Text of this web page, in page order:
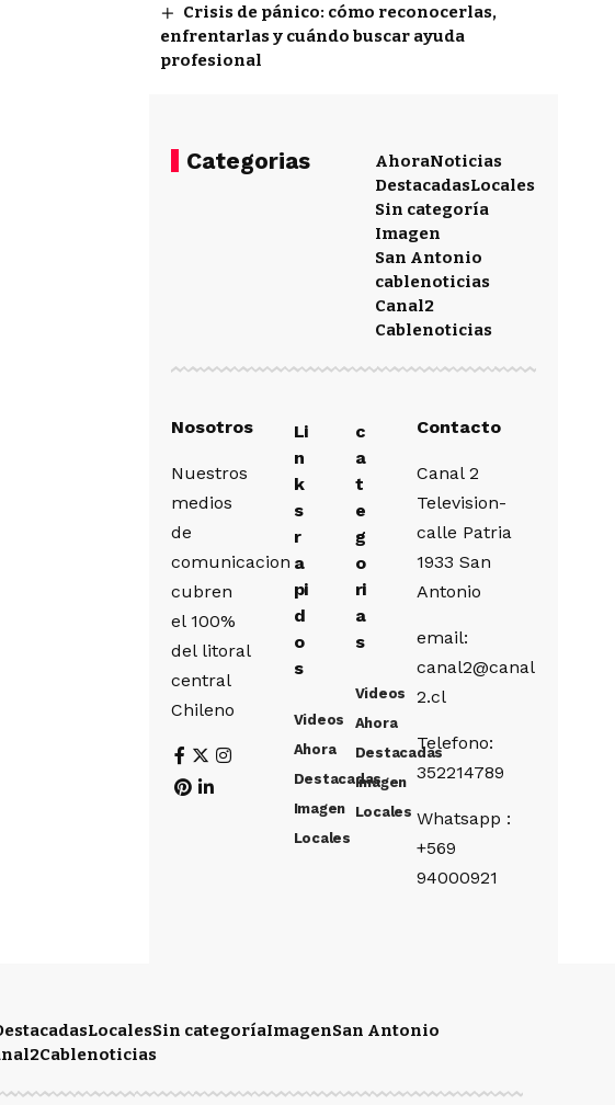
Crisis de pánico: cómo reconocerlas,
enfrentarlas y cuándo buscar ayuda
profesional
Categorias AhoraNoticias
DestacadasLocales
Sin categoría
Imagen
San Antonio
cablenoticias
Canal2
Cablenoticias
Nosotros
Nuestros
medios
de
comunicacion
cubren
el 100%
del litoral
central
Chileno
Li
n
k
s
r
a
pi
d
o
s
Videos
Ahora
Destacadas
Imagen
Locales
c
a
t
e
g
o
ri
a
s
Videos
Ahora
Destacadas
Imagen
Locales
Contacto
Canal 2
Television-
calle Patria
1933 San
Antonio
email:
canal2@canal
2.cl
Telefono:
352214789
Whatsapp :
+569
94000921
LocalesSin categoríaImagenSan Antonio
Cablenoticias